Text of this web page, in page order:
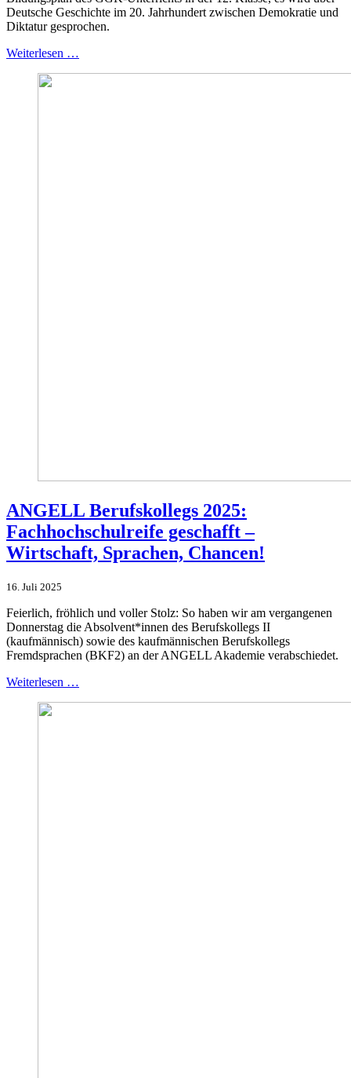
Deutsche Geschichte im 20. Jahrhundert zwischen Demokratie und
Diktatur gesprochen.
Weiterlesen …
ANGELL Berufskollegs 2025:
Fachhochschulreife geschafft –
Wirtschaft, Sprachen, Chancen!
16. Juli 2025
Feierlich, fröhlich und voller Stolz: So haben wir am vergangenen
Donnerstag die Absolvent*innen des Berufskollegs II
(kaufmännisch) sowie des kaufmännischen Berufskollegs
Fremdsprachen (BKF2) an der ANGELL Akademie verabschiedet.
Weiterlesen …